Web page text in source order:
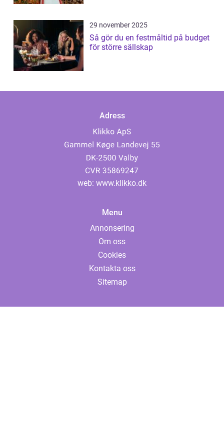
29 november 2025
Så gör du en festmåltid på budget
för större sällskap
Adress
web: www.klikko.dk
Menu
Annonsering
Om oss
Cookies
Kontakta oss
Sitemap